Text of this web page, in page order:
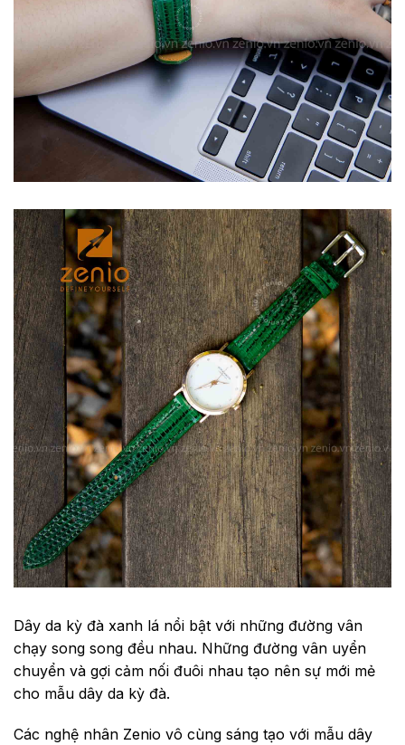
Dây da kỳ đà xanh lá nổi bật với những đường vân
chạy song song đều nhau. Những đường vân uyển
chuyển và gợi cảm nối đuôi nhau tạo nên sự mới mẻ
cho mẫu dây da kỳ đà.
Các nghệ nhân Zenio vô cùng sáng tạo với mẫu dây